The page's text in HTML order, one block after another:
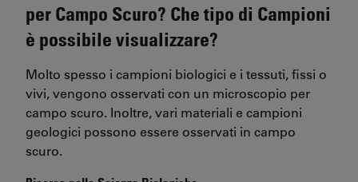
per Campo Scuro? Che tipo di Campioni
è possibile visualizzare?
Molto spesso i campioni biologici e i tessuti, fissi o
vivi, vengono osservati con un microscopio per
campo scuro. Inoltre, vari materiali e campioni
geologici possono essere osservati in campo
scuro.